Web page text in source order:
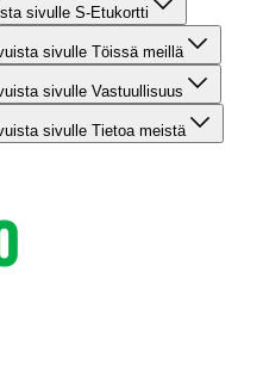
sivulle S-Etukortti
sivulle Töissä meillä
sivulle Vastuullisuus
sivulle Tietoa meistä